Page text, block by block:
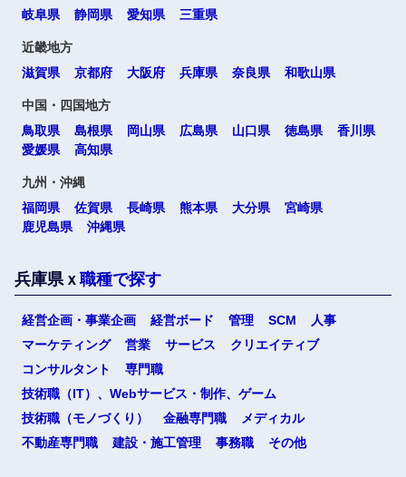
岐阜県
静岡県 愛知県 三重県
近畿地方
滋賀県
京都府 大阪府 兵庫県 奈良県 和歌山県
中国・四国地方
鳥取県
島根県 岡山県 広島県 山口県 徳島県
香川県
愛媛県
高知県
九州・沖縄
福岡県
佐賀県 長崎県 熊本県 大分県
宮崎県
鹿児島県
沖縄県
兵庫県ｘ 職種で探す
経営企画・事業企画 経営ボード 管理 SCM
人事
マーケティング
営業 サービス
クリエイティブ
コンサルタント
専門職
技術職（IT）、Webサービス・制作、ゲーム
技術職（モノづくり）
金融専門職
メディカル
不動産専門職
建設・施工管理 事務職 その他